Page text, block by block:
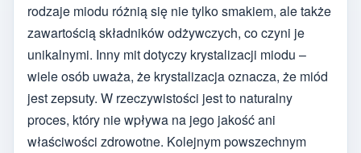
rodzaje miodu różnią się nie tylko smakiem, ale także
zawartością składników odżywczych, co czyni je
unikalnymi. Inny mit dotyczy krystalizacji miodu –
wiele osób uważa, że krystalizacja oznacza, że miód
jest zepsuty. W rzeczywistości jest to naturalny
proces, który nie wpływa na jego jakość ani
właściwości zdrowotne. Kolejnym powszechnym